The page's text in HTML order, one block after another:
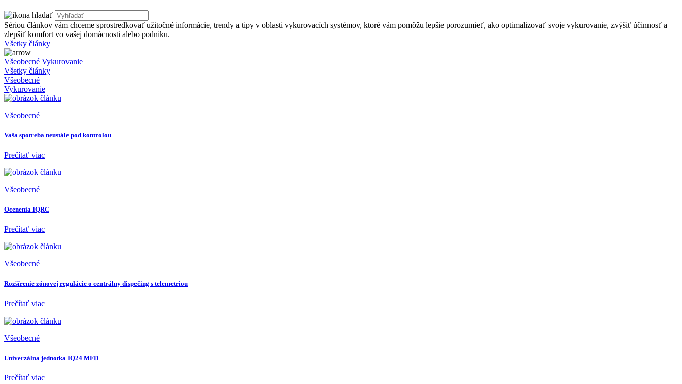
Sériou článkov vám chceme sprostredkovať užitočné informácie, trendy a tipy v oblasti vykurovacích systémov, ktoré vám pomôžu lepšie porozumieť, ako optimalizovať svoje vykurovanie, zvýšiť účinnosť a
zlepšiť komfort vo vašej domácnosti alebo podniku.
Všetky články
Všeobecné Vykurovanie
Všetky články
Všeobecné
Vykurovanie
Všeobecné
Vaša spotreba neustále pod kontrolou
Prečítať viac
Všeobecné
Ocenenia IQRC
Prečítať viac
Všeobecné
Rozšírenie zónovej regulácie o centrálny dispečing s telemetriou
Prečítať viac
Všeobecné
Univerzálna jednotka IQ24 MFD
Prečítať viac